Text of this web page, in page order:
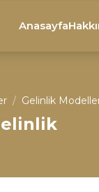
Anasayfa
/ Gelinlik